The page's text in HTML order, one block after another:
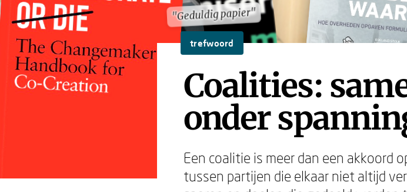
"Geduldig papier"
"Geduldig papier"
trefwoord
Coalities:
onder
Een coalitie is meer dan een akkoord
tussen partijen die elkaar niet altijd